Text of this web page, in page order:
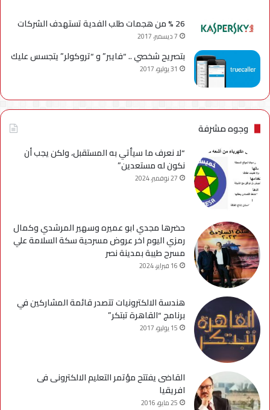
26 % من هجمات طلب الفدية تستهدف الشركات
7 ديسمبر، 2017
بتصريح شخصي .. “فايبر” و “تروكولر” يتجسس عليك
31 يوليو، 2017
وجوه مشرفة
“لا نعرف ما سيأتي به المستقبل، ولكن يجب أن
نكون له مستعدين”
27 نوفمبر، 2024
حضرها مجدي ابو عميره وسهير المرشدي وكمال
رمزي اليوم اخر عروض مسرحية سكة السلامة علي
مسرح طيبة بمدينة نصر
16 فبراير، 2024
هندسة الالكترونيات تتصدر قائمة المشاركين في
برنامج “القاهرة تبتكر”
15 يوليو، 2017
القاضى يفتتح مؤتمر التعليم الالكترونى فى
افريقيا
25 مايو، 2016